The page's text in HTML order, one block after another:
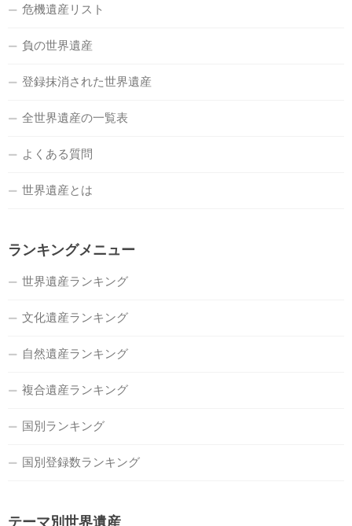
危機遺産リスト
負の世界遺産
登録抹消された世界遺産
全世界遺産の一覧表
よくある質問
世界遺産とは
ランキングメニュー
世界遺産ランキング
文化遺産ランキング
自然遺産ランキング
複合遺産ランキング
国別ランキング
国別登録数ランキング
テーマ別世界遺産